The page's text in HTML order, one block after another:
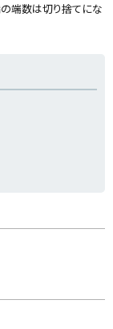
端数は切り捨てにな